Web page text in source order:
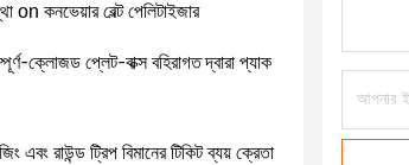
কনভেয়ার বেল্ট পেলিটাইজার
ক্লোজড প্লেট-বাক্স বহিরাগতদ্বারা প্যাক
এবং রাউন্ড ট্রিপ বিমানের টিকিট ব্যয় ক্রেতা